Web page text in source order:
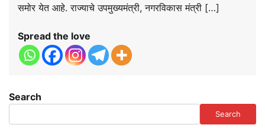
समोर येत आहे. राज्याचे उपमुख्यमंत्री, नगरविकास मंत्री […]
Spread the love
Search
Search